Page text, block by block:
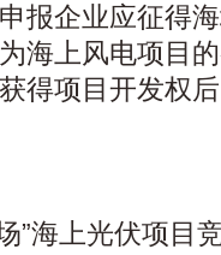
报企业应征得
海上风电项目
得项目开发权
”海上光伏项目